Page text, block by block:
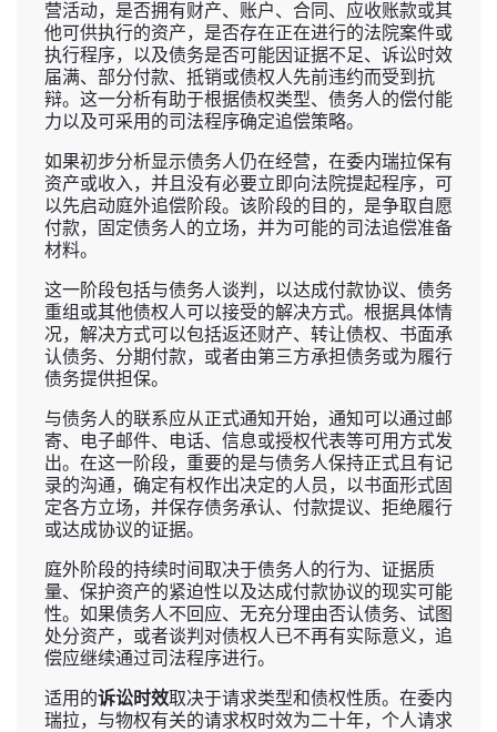
营活动，是否拥有财产、账户、合同、应收账款或其
他可供执行的资产，是否存在正在进行的法院案件或
执行程序，以及债务是否可能因证据不足、诉讼时效
届满、部分付款、抵销或债权人先前违约而受到抗
辩。这一分析有助于根据债权类型、债务人的偿付能
力以及可采用的司法程序确定追偿策略。
如果初步分析显示债务人仍在经营，在委内瑞拉保有
资产或收入，并且没有必要立即向法院提起程序，可
以先启动庭外追偿阶段。该阶段的目的，是争取自愿
付款，固定债务人的立场，并为可能的司法追偿准备
材料。
这一阶段包括与债务人谈判，以达成付款协议、债务
重组或其他债权人可以接受的解决方式。根据具体情
况，解决方式可以包括返还财产、转让债权、书面承
认债务、分期付款，或者由第三方承担债务或为履行
债务提供担保。
与债务人的联系应从正式通知开始，通知可以通过邮
寄、电子邮件、电话、信息或授权代表等可用方式发
出。在这一阶段，重要的是与债务人保持正式且有记
录的沟通，确定有权作出决定的人员，以书面形式固
定各方立场，并保存债务承认、付款提议、拒绝履行
或达成协议的证据。
庭外阶段的持续时间取决于债务人的行为、证据质
量、保护资产的紧迫性以及达成付款协议的现实可能
性。如果债务人不回应、无充分理由否认债务、试图
处分资产，或者谈判对债权人已不再有实际意义，追
偿应继续通过司法程序进行。
适用的诉讼时效取决于请求类型和债权性质。在委内
瑞拉，与物权有关的请求权时效为二十年，个人请求